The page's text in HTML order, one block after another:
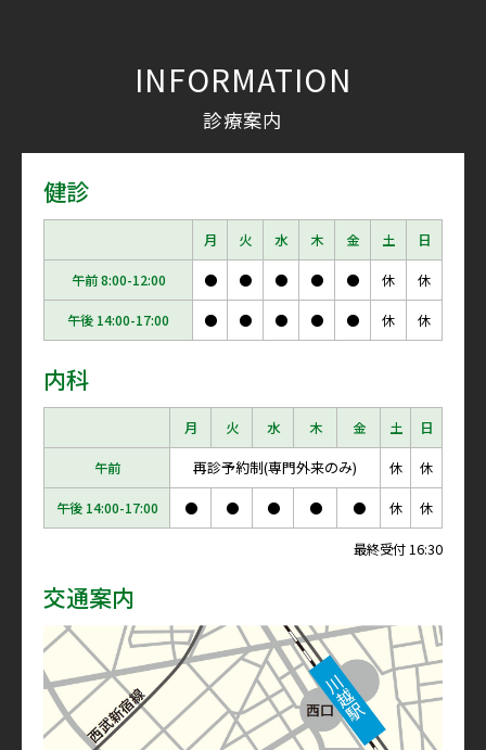
INFORMATION
診療案内
健診
月 火 水 木 金 土 日
午前 8:00-12:00 ● ● ● ● ● 休 休
午後 14:00-17:00 ● ● ● ● ● 休 休
内科
月 火 水 木 金 土 日
午前 再診予約制(専門外来のみ) 休 休
午後 14:00-17:00 ● ● ● ● ● 休 休
最終受付 16:30
交通案内